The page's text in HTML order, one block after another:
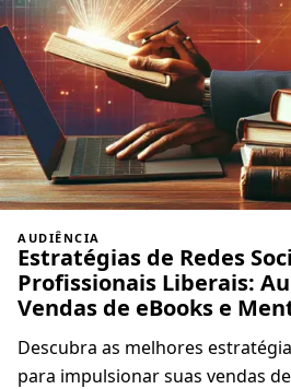
AUDIÊNCIA
Estratégias de Redes
Profissionais Liberais:
Vendas de eBooks e
Descubra as melhores
para impulsionar suas vendas